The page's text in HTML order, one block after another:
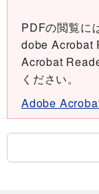
PDFの閲覧に
dobe Acrobat
Acrobat
ください。
Adobe